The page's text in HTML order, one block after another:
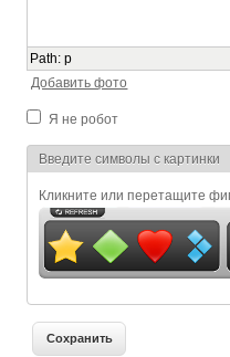
Path:p
Добавить фото
Я не робот
Я спамер
Введите символы с картинки
Кликните или перетащите